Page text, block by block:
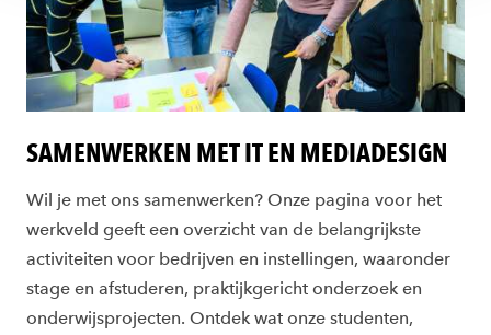
SAMENWERKEN MET IT EN MEDIADESIGN
Wil je met ons samenwerken? Onze pagina voor het
werkveld geeft een overzicht van de belangrijkste
activiteiten voor bedrijven en instellingen, waaronder
stage en afstuderen, praktijkgericht onderzoek en
onderwijsprojecten. Ontdek wat onze studenten,